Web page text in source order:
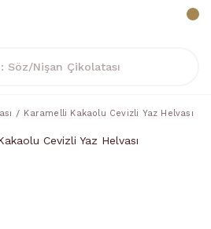
Karamelli Kakaolu Cevizli Yaz Helvası